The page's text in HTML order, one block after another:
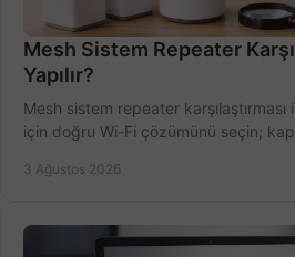
Mesh Sistem Repeater
Yapılır?
Mesh sistem repeater
için doğru Wi-Fi çözümünü seçin;
3 Ağustos 2026